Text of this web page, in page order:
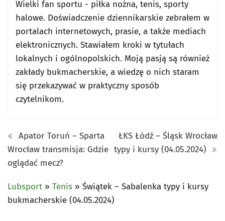
Wielki fan sportu - piłka nożna, tenis, sporty
halowe. Doświadczenie dziennikarskie zebrałem w
portalach internetowych, prasie, a także mediach
elektronicznych. Stawiałem kroki w tytułach
lokalnych i ogólnopolskich. Moją pasją są również
zakłady bukmacherskie, a wiedzę o nich staram
się przekazywać w praktyczny sposób
czytelnikom.
Apator Toruń – Sparta
Wrocław transmisja: Gdzie
oglądać mecz?
ŁKS Łódź – Śląsk Wrocław
typy i kursy (04.05.2024)
Lubsport » Tenis » Świątek – Sabalenka typy i kursy
bukmacherskie (04.05.2024)